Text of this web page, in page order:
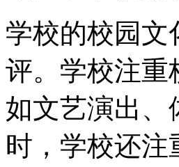
学校的校园文
评。学校注重
如文艺演出、
时，学校还注